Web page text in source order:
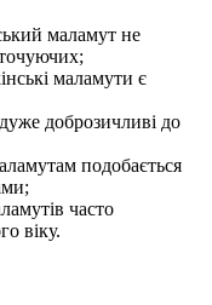
маламут не
маламути є
доброзичливі до
подобається
часто
віку.